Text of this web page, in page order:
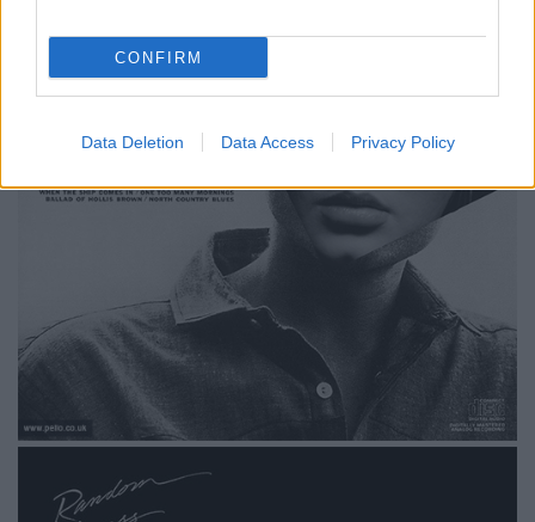
CONFIRM
Data Deletion Data Access Privacy Policy